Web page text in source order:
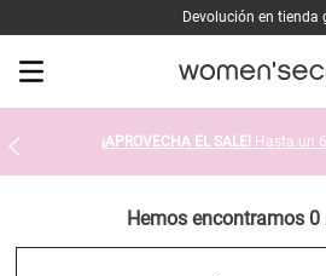
Devolución en tienda
¡APROVECHA EL SALE! Hasta un
Hemos encontramos